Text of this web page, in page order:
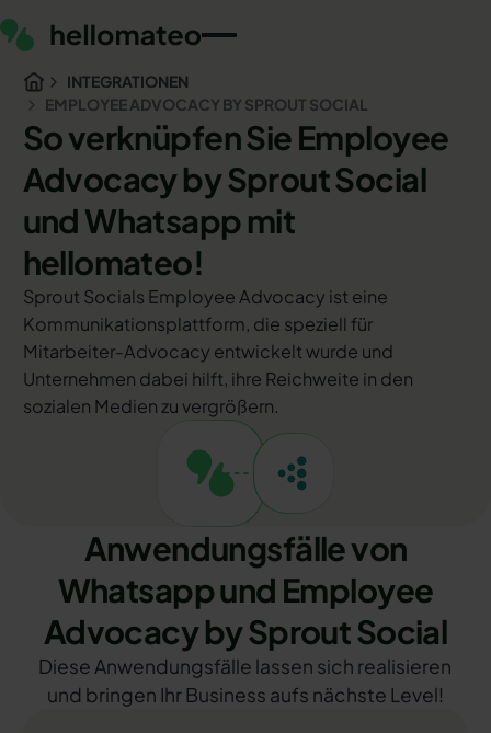
INTEGRATIONEN
EMPLOYEE ADVOCACY BY SPROUT SOCIAL
So verknüpfen Sie Employee
Advocacy by Sprout Social
und Whatsapp mit
hellomateo!
Sprout Socials Employee Advocacy ist eine
Kommunikationsplattform, die speziell für
Mitarbeiter-Advocacy entwickelt wurde und
Unternehmen dabei hilft, ihre Reichweite in den
sozialen Medien zu vergrößern.
Anwendungsfälle von
Whatsapp und Employee
Advocacy by Sprout Social
Diese Anwendungsfälle lassen sich realisieren
und bringen Ihr Business aufs nächste Level!